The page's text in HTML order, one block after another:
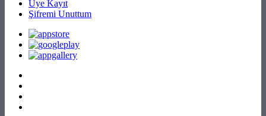
Üye Kayıt
Şifremi Unuttum